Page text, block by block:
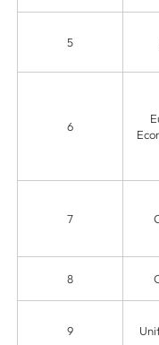
5
6
7
8
9